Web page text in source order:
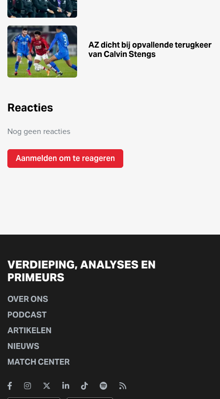
AZ dicht bij opvallende terugkeer
van Calvin Stengs
Reacties
Nog geen reacties
Aanmelden om te reageren
VERDIEPING, ANALYSES EN
PRIMEURS
OVER ONS
PODCAST
ARTIKELEN
NIEUWS
MATCH CENTER